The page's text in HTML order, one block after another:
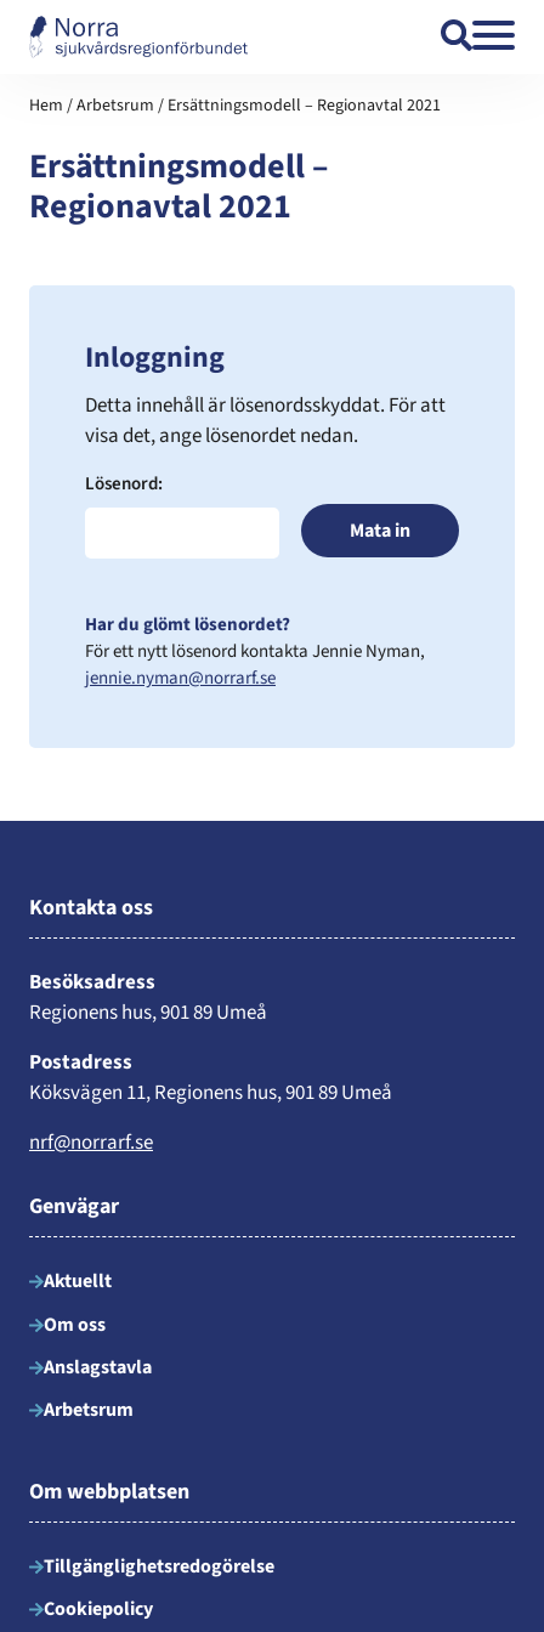
Hem /Arbetsrum / Ersättningsmodell – Regionavtal 2021
Ersättningsmodell –
Regionavtal 2021
Inloggning
Detta innehåll är lösenordsskyddat. För att
visa det, ange lösenordet nedan.
Lösenord:
Har du glömt lösenordet?
För ett nytt lösenord kontakta Jennie Nyman,
jennie.nyman@norrarf.se
Kontakta oss
Besöksadress
Regionens hus, 901 89 Umeå
Postadress
Köksvägen 11, Regionens hus, 901 89 Umeå
nrf@norrarf.se
Genvägar
Aktuellt
Om oss
Anslagstavla
Arbetsrum
Om webbplatsen
Tillgänglighetsredogörelse
Cookiepolicy